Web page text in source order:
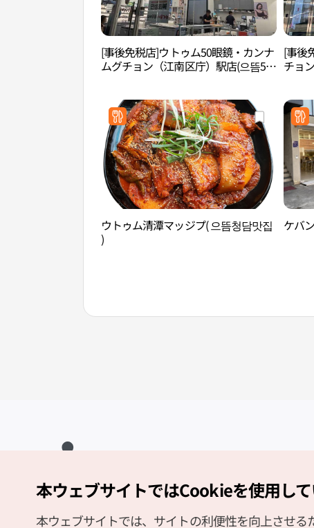
[事後免税店]ウトゥム50眼鏡・カンナ
ムグチョン（江南区庁）駅店(으뜸50
[事後
チョ
ウトゥム清潭マッジプ( 으뜸청담맛집
)
ケバ
Copyright (c) Korea Tourism Organization All Rights Reserved.
サイトエラー報告
公式メール
本ウェブサイトではCookieを使用して
本ウェブサイトでは、サイトの利便性を向上させる